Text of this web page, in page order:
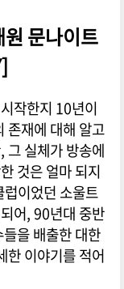
문나이트
작한지 10년이
존재에 대해 알고
그 실체가 방송에
것은 얼마 되지
이었던 소울트
어, 90년대 중반
을 배출한 대한
한 이야기를 적어